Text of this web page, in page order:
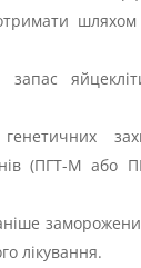
запас
(ПГТ-М або
лікування.